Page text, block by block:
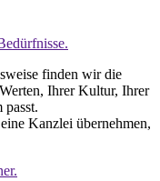
fin­den wir die
Ihrer Kul­tur, Ihrer
passt.
Kanz­lei über­neh­men,